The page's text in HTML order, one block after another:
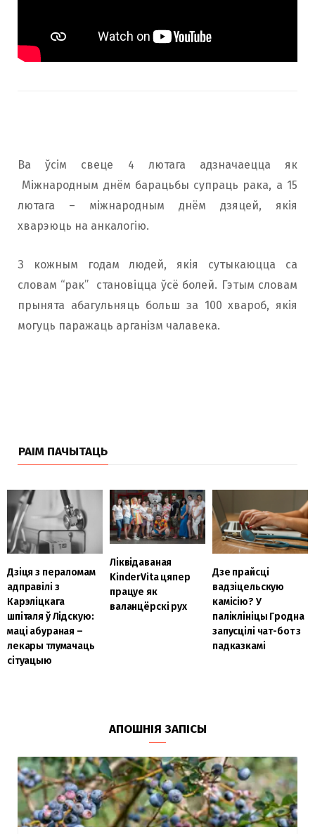
Ва ўсім свеце 4 лютага адзначаецца як
Міжнародным днём барацьбы супраць рака, а 15
лютага – міжнародным днём дзяцей, якія
хварэюць на анкалогію.
З кожным годам людей, якія сутыкаюцца са
словам “рак” становіцца ўсё болей. Гэтым словам
прынята абагульняць больш за 100 хвароб, якія
могуць паражаць арганізм чалавека.
РАІМ ПАЧЫТАЦЬ
Дзіця з пераломам
адправілі з
Карэліцкага
шпіталя ў Лідскую:
маці абураная –
лекары тлумачаць
сітуацыю
Ліквідаваная
KinderVita цяпер
працуе як
валанцёрскі рух
Дзе прайсці
вадзіцельскую
камісію? У
паліклініцы Гродна
запусцілі чат-бот з
падказкамі
АПОШНІЯ ЗАПІСЫ